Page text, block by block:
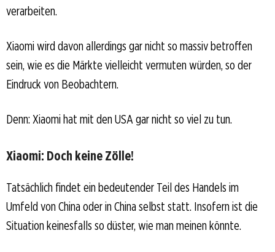
verarbeiten.
Xiaomi wird davon allerdings gar nicht so massiv betroffen
sein, wie es die Märkte vielleicht vermuten würden, so der
Eindruck von Beobachtern.
Denn: Xiaomi hat mit den USA gar nicht so viel zu tun.
Xiaomi: Doch keine Zölle!
Tatsächlich findet ein bedeutender Teil des Handels im
Umfeld von China oder in China selbst statt. Insofern ist die
Situation keinesfalls so düster, wie man meinen könnte.